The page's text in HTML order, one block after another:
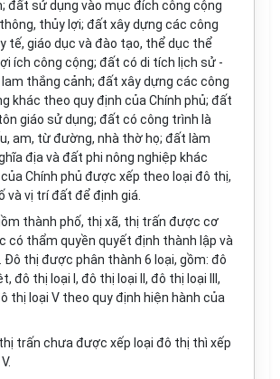
đất sử dụng vào mục đích công cộng
thủy lợi; đất xây dựng các công
tế, giáo dục và đào tạo, thể dục thể
ích công cộng; đất có di tích lịch sử -
lam thắng cảnh; đất xây dựng các công
khác theo quy định của Chính phủ; đất
giáo sử dụng; đất có công trình là
am, từ đường, nhà thờ họ; đất làm
địa và đất phi nông nghiệp khác
Chính phủ được xếp theo loại đô thị,
và vị trí đất để định giá.
thành phố, thị xã, thị trấn được cơ
có thẩm quyền quyết định thành lập và
Đô thị được phân thành 6 loại, gồm: đô
đô thị loại I, đô thị loại II, đô thị loại III,
thị loại V theo quy định hiện hành của
trấn chưa được xếp loại đô thị thì xếp